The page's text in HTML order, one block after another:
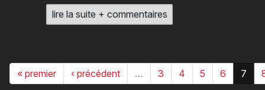
lire la suite + commentaires
« premier ‹ précédent … 3 4 5 6 7